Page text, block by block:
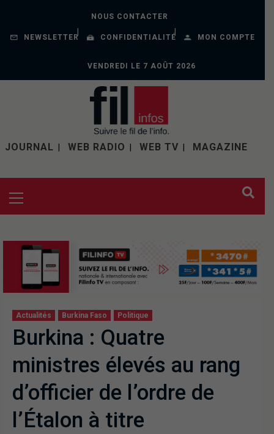
NOUS CONTACTER
NEWSLETTER CONFIDENTIALITÉ MON COMPTE
VENDREDI LE 7 AOÛT 2026
JOURNAL WEB RADIO WEB TV MAGAZINE
Actualités Burkina Faso Politique
Burkina : Quatre
ministres élevés au rang
d’officier de l’ordre de
l’Étalon à titre